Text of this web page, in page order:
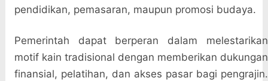
pendidikan, pemasaran, maupun promosi budaya.
Pemerintah dapat berperan dalam melestarikan
motif kain tradisional dengan memberikan dukungan
finansial, pelatihan, dan akses pasar bagi pengrajin.